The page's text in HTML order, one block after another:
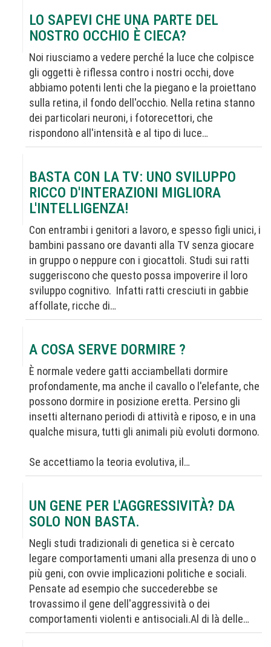
LO SAPEVI CHE UNA PARTE DEL
NOSTRO OCCHIO È CIECA?
Noi riusciamo a vedere perché la luce che colpisce
gli oggetti è riflessa contro i nostri occhi, dove
abbiamo potenti lenti che la piegano e la proiettano
sulla retina, il fondo dell'occhio. Nella retina stanno
dei particolari neuroni, i fotorecettori, che
rispondono all'intensità e al tipo di luce…
BASTA CON LA TV: UNO SVILUPPO
RICCO D'INTERAZIONI MIGLIORA
L'INTELLIGENZA!
Con entrambi i genitori a lavoro, e spesso figli unici, i
bambini passano ore davanti alla TV senza giocare
in gruppo o neppure con i giocattoli. Studi sui ratti
suggeriscono che questo possa impoverire il loro
sviluppo cognitivo. Infatti ratti cresciuti in gabbie
affollate, ricche di…
A COSA SERVE DORMIRE ?
È normale vedere gatti acciambellati dormire
profondamente, ma anche il cavallo o l'elefante, che
possono dormire in posizione eretta. Persino gli
insetti alternano periodi di attività e riposo, e in una
qualche misura, tutti gli animali più evoluti dormono.
Se accettiamo la teoria evolutiva, il…
UN GENE PER L'AGGRESSIVITÀ? DA
SOLO NON BASTA.
Negli studi tradizionali di genetica si è cercato
legare comportamenti umani alla presenza di uno o
più geni, con ovvie implicazioni politiche e sociali.
Pensate ad esempio che succederebbe se
trovassimo il gene dell'aggressività o dei
comportamenti violenti e antisociali.Al di là delle…